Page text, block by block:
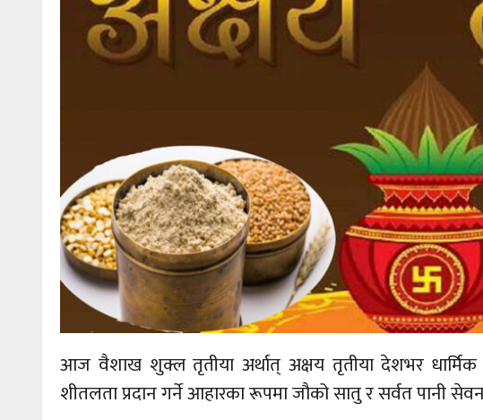
आज वैशाख शुक्ल तृतीया अर्थात् अक्षय तृतीया देशभर
शीतलता प्रदान गर्ने आहारका रूपमा जौको सातु र सर्वत पानी